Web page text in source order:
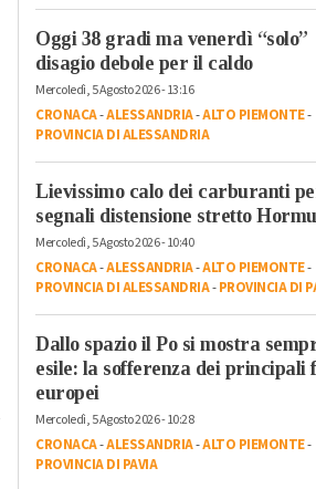
Oggi 38 gradi ma venerdì “solo”
disagio debole per il caldo
Mercoledì, 5 Agosto 2026 - 13:16
CRONACA-ALESSANDRIA-ALTO PIEMONTE-
PROVINCIA DI ALESSANDRIA
Lievissimo calo dei carburanti
segnali distensione stretto
Mercoledì, 5 Agosto 2026 - 10:40
CRONACA-ALESSANDRIA-ALTO PIEMONTE-
PROVINCIA DI ALESSANDRIA-PROVINCIA DI
Dallo spazio il Po si mostra
esile: la sofferenza dei principali
europei
Mercoledì, 5 Agosto 2026 - 10:28
CRONACA-ALESSANDRIA-ALTO PIEMONTE-
PROVINCIA DI PAVIA